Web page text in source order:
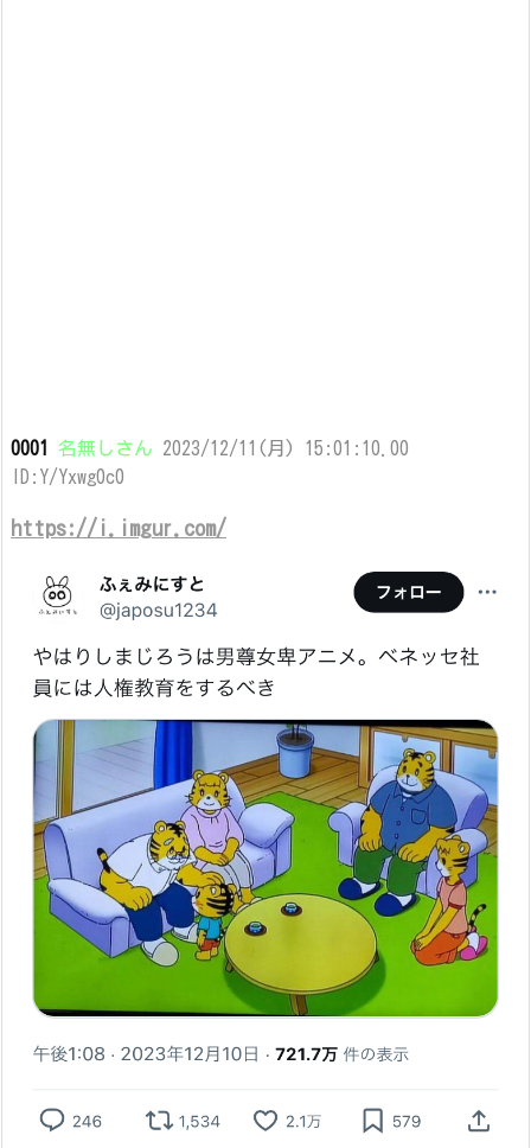
0001 名無しさん 2023/12/11(月) 15:01:10.00
ID:Y/Yxwg0c0
https://i.imgur.com/